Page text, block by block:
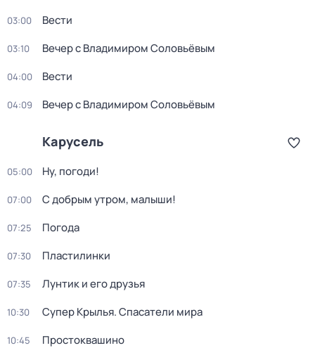
03:00 Вести
03:10 Вечер с Владимиром Соловьёвым
04:00 Вести
04:09 Вечер с Владимиром Соловьёвым
Карусель
05:00 Ну, погоди!
07:00 С добрым утром, малыши!
07:25 Погода
07:30 Пластилинки
07:35 Лунтик и его друзья
10:30 Супер Крылья. Спасатели мира
10:45 Простоквашино